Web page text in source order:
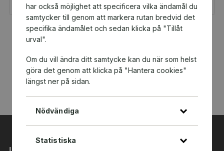
har också möjlighet att specificera vilka ändamål du
samtycker till genom att markera rutan bredvid det
specifika ändamålet och sedan klicka på "Tillåt
urval".
Om du vill ändra ditt samtycke kan du när som helst
göra det genom att klicka på "Hantera cookies"
längst ner på sidan.
Nödvändiga
Statistiska